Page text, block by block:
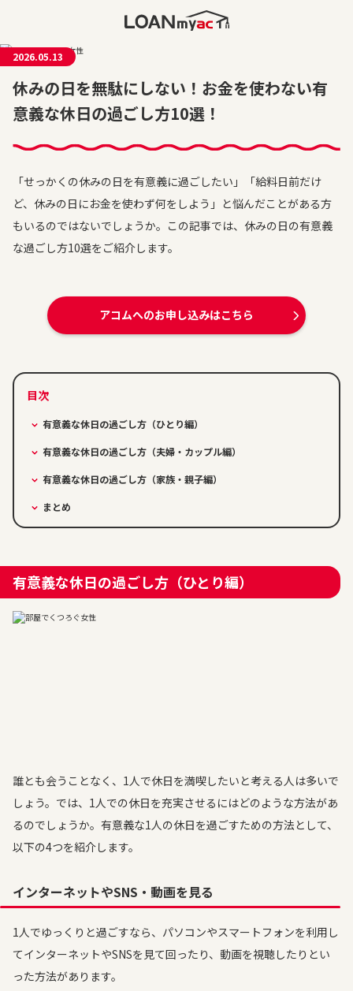
2026.05.13
休みの日を無駄にしない！お金を使わない有
意義な休日の過ごし方10選！
「せっかくの休みの日を有意義に過ごしたい」「給料日前だけ
ど、休みの日にお金を使わず何をしよう」と悩んだことがある方
もいるのではないでしょうか。この記事では、休みの日の有意義
な過ごし方10選をご紹介します。
アコムへのお申し込みはこちら
有意義な休日の過ごし方（ひとり編）
有意義な休日の過ごし方（夫婦・カップル編）
有意義な休日の過ごし方（家族・親子編）
まとめ
有意義な休日の過ごし方（ひとり編）
誰とも会うことなく、1人で休日を満喫したいと考える人は多いで
しょう。では、1人での休日を充実させるにはどのような方法があ
るのでしょうか。有意義な1人の休日を過ごすための方法として、
以下の4つを紹介します。
インターネットやSNS・動画を見る
1人でゆっくりと過ごすなら、パソコンやスマートフォンを利用し
てインターネットやSNSを見て回ったり、動画を視聴したりとい
った方法があります。